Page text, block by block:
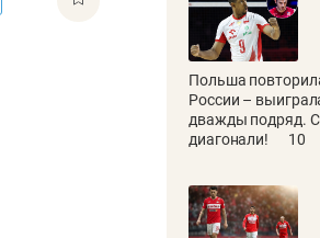
Польша
России –
дважды подряд.
диагонали!
10